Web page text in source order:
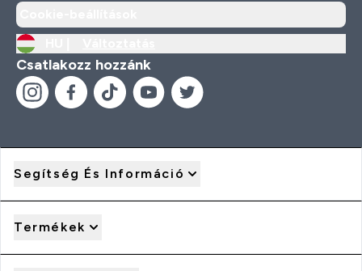
Csatlakozz hozzánk
Segítség És Információ
Termékek